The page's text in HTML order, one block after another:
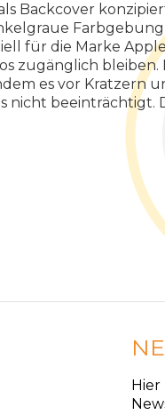
Backcover
für die Marke
zugänglich
es vor Kratzern
nicht beeinträchtigt.